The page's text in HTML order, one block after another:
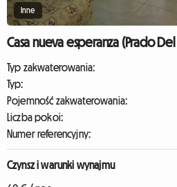
Inne
Casa nueva esperanza (Prado Del
Typ zakwaterowania:
Typ:
Pojemność zakwaterowania:
Liczba pokoi:
Numer referencyjny:
Czynsz i warunki wynajmu